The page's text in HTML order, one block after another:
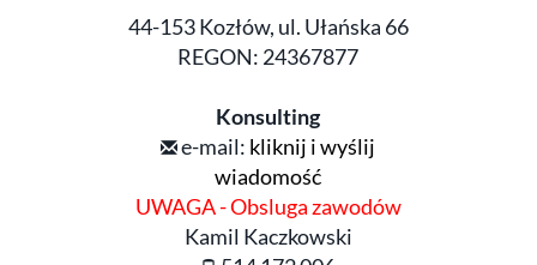
44-153 Kozłów, ul. Ułańska 66
REGON: 24367877
Konsulting
e-mail: kliknij i wyślij
wiadomość
UWAGA - Obsluga zawodów
Kamil Kaczkowski